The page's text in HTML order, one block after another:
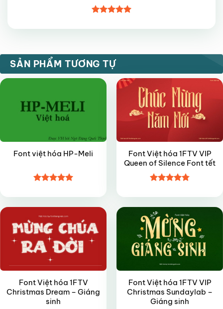
hạng55
SẢN PHẨM TƯƠNG TỰ
FREE
Font việt hóa HP-Meli
hạng55
Font Việt hóa 1FTV VIP
Queen of Silence Font tết
hạng4.85
Font Việt hóa 1FTV
Christmas Dream – Giáng
sinh
Font Việt hóa 1FTV VIP
Christmas Sundaylab –
Giáng sinh